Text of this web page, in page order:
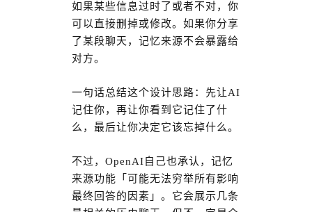
如果某些信息过时了或者不对，你
可以直接删掉或修改。如果你分享
了某段聊天，记忆来源不会暴露给
对方。
一句话总结这个设计思路：先让AI
记住你，再让你看到它记住了什
么，最后让你决定它该忘掉什么。
不过，OpenAI自己也承认，记忆
来源功能「可能无法穷举所有影响
最终回答的因素」。它会展示几条